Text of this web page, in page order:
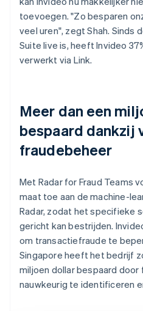
toevoegen. "Zo besparen
veel uren", zegt Shah. Sinds
Suite live is, heeft Invideo
verwerkt via Link.
Meer dan een
bespaard dankzij
fraudebeheer
Met Radar for Fraud Teams
maat toe aan de machine-
Radar, zodat het specifieke
gericht kan bestrijden.
om transactiefraude te
Singapore heeft het bedrijf
miljoen dollar bespaard
nauwkeurig te identificeren